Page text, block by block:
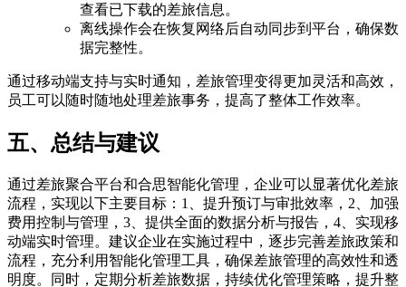
查看已下载的差旅信息。
离线操作会在恢复网络后自动同步到平台，确保数
据完整性。
通过移动端支持与实时通知，差旅管理变得更加灵活和高效，
员工可以随时随地处理差旅事务，提高了整体工作效率。
五、总结与建议
通过差旅聚合平台和合思智能化管理，企业可以显著优化差旅
流程，实现以下主要目标：1、提升预订与审批效率，2、加强
费用控制与管理，3、提供全面的数据分析与报告，4、实现移
动端实时管理。建议企业在实施过程中，逐步完善差旅政策和
流程，充分利用智能化管理工具，确保差旅管理的高效性和透
明度。同时，定期分析差旅数据，持续优化管理策略，提升整